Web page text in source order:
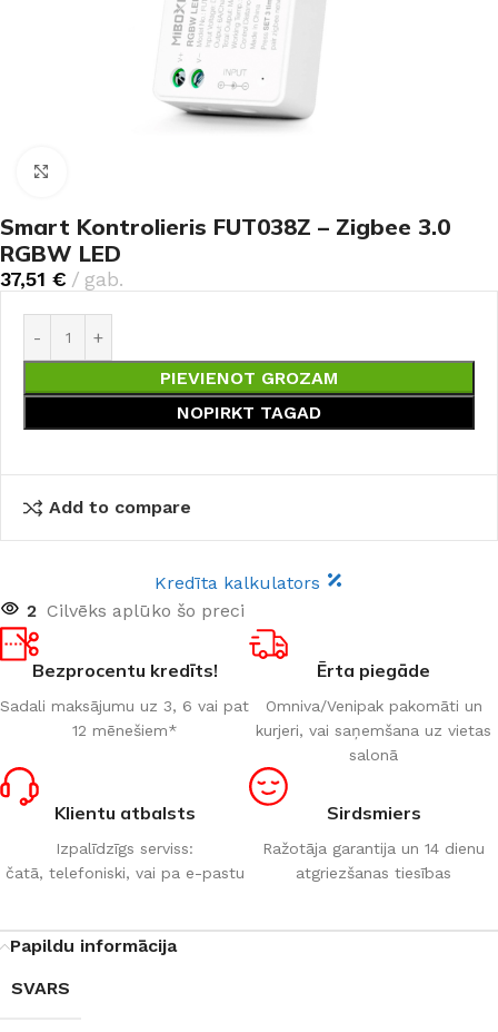
Smart Kontrolieris FUT038Z – Zigbee 3.0
RGBW LED
37,51 € gab.
PIEVIENOT GROZAM
NOPIRKT TAGAD
Add to compare
Kredīta kalkulators
2 Cilvēks aplūko šo preci
Bezprocentu kredīts!
Sadali maksājumu uz 3, 6 vai pat
12 mēnešiem*
Ērta piegāde
Omniva/Venipak pakomāti un
kurjeri, vai saņemšana uz vietas
salonā
Klientu atbalsts
Izpalīdzīgs serviss:
čatā, telefoniski, vai pa e-pastu
Sirdsmiers
Ražotāja garantija un 14 dienu
atgriezšanas tiesības
Papildu informācija
SVARS